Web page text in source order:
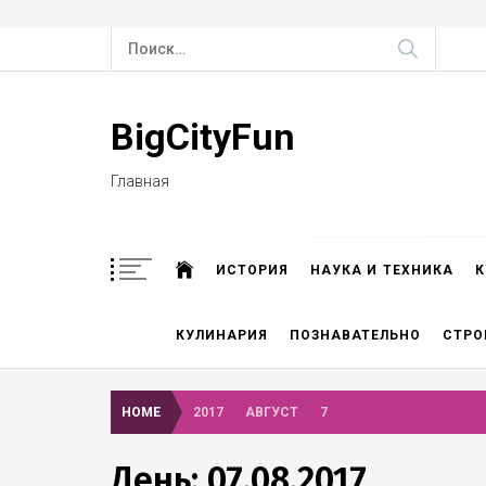
to
Найти:
BigCityFun
Главная
ИСТОРИЯ НАУКА И ТЕХНИКА
КУЛИНАРИЯ ПОЗНАВАТЕЛЬНО
HOME 2017 АВГУСТ 7